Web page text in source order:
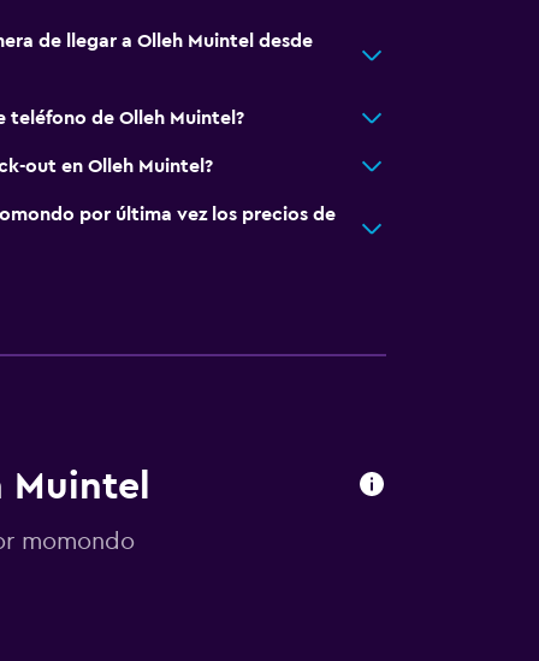
de llegar a Olleh Muintel desde
teléfono de Olleh Muintel?
out en Olleh Muintel?
por última vez los precios de
momondo